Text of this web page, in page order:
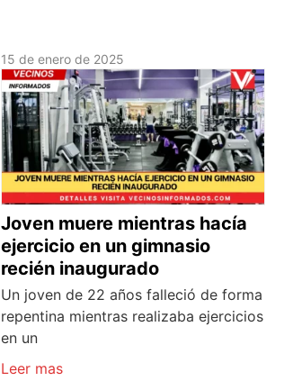
15 de enero de 2025
Joven muere mientras hacía
ejercicio en un gimnasio
recién inaugurado
Un joven de 22 años falleció de forma
repentina mientras realizaba ejercicios
en un
Leer mas